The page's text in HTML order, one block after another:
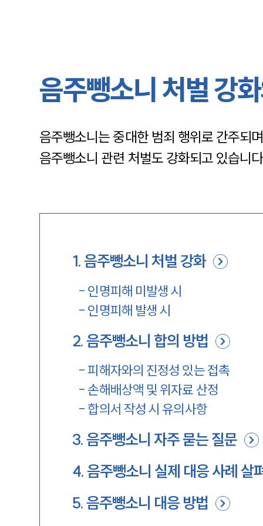
음주뺑소니 처벌 강
음주뺑소니는 중대한 범죄 행위로 간주되
음주뺑소니 관련 처벌도 강화되고 있습니
1.음주뺑소니 처벌 강화
- 인명피해 미발생 시
- 인명피해 발생 시
2.음주뺑소니 합의 방법
-피해자와의 진정성 있는 접촉
- 손해배상액 및 위자료 산정
- 합의서 작성 시 유의사항
3.음주뺑소니 자주 묻는 질문
4.음주뺑소니 실제 대응 사례 살
5.음주뺑소니 대응 방법